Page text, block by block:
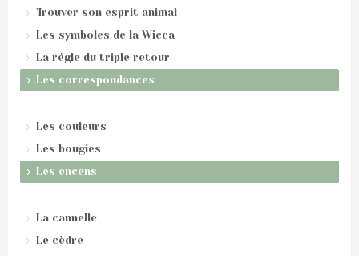
Trouver son esprit animal
Les symboles de la Wicca
La régle du triple retour
Les correspondances
Les couleurs
Les bougies
Les encens
La cannelle
Le cèdre